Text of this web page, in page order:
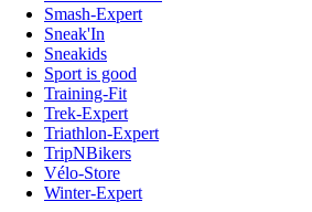
Smash-Expert
Sneak'In
Sneakids
Sport is good
Training-Fit
Trek-Expert
Triathlon-Expert
TripNBikers
Vélo-Store
Winter-Expert